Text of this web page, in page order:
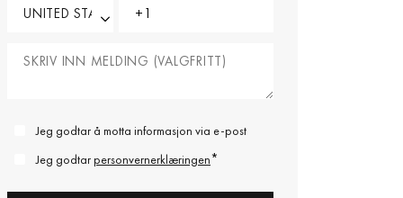
Jeg godtar å motta informasjon via e-post
Jeg godtarpersonvernerklæringen*